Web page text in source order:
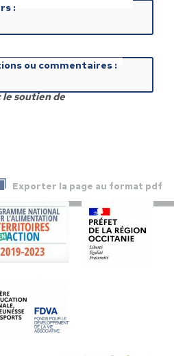
:
ou commentaires :
Exporter la page au format pdf
le soutien de